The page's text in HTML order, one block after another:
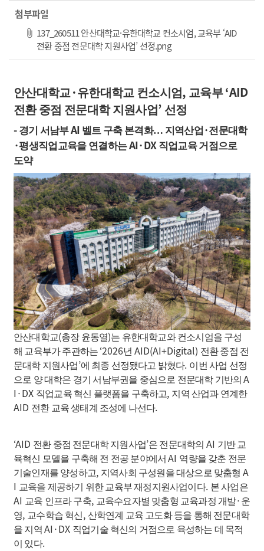
첨부파일
137_260511 안산대학교·유한대학교 컨소시엄, 교육부 ‘AID
전환 중점 전문대학 지원사업’ 선정.png파일 다운로드
안산대학교·유한대학교 컨소시엄, 교육부‘AID
전환 중점 전문대학 지원사업’ 선정
- 경기 서남부AI 벨트 구축 본격화… 지역산업 ·전문대학
·평생직업교육을 연결하는AI·DX 직업교육 거점으로
도약
안산대학교(총장 윤동열)는 유한대학교와 컨소시엄을 구성
해 교육부가 주관하는 ‘2026년 AID(AI+Digital) 전환 중점 전
문대학 지원사업’에 최종 선정됐다고 밝혔다. 이번 사업 선정
으로 양 대학은 경기 서남부권을 중심으로 전문대학 기반의A
I·DX 직업교육 혁신 플랫폼을 구축하고, 지역 산업과 연계한
AID 전환 교육 생태계 조성에 나선다.
‘AID 전환 중점 전문대학 지원사업’은 전문대학의 AI 기반 교
육혁신 모델을 구축해 전 전공 분야에서AI 역량을 갖춘 전문
기술인재를 양성하고, 지역사회 구성원을 대상으로 맞춤형 A
I 교육을 제공하기 위한 교육부 재정지원사업이다. 본 사업은
AI 교육 인프라 구축, 교육수요자별 맞춤형 교육과정 개발· 운
영, 교수학습 혁신, 산학연계 교육 고도화 등을 통해 전문대학
을 지역 AI·DX 직업기술 혁신의 거점으로 육성하는 데 목적
이 있다.